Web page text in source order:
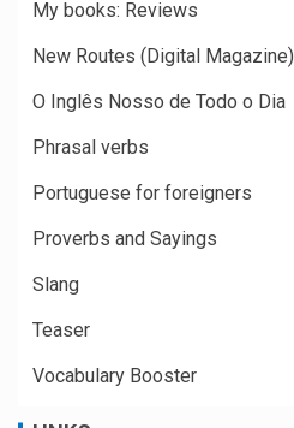
My books: Reviews
New Routes (Digital Magazine)
O Inglês Nosso de Todo o Dia
Phrasal verbs
Portuguese for foreigners
Proverbs and Sayings
Slang
Teaser
Vocabulary Booster